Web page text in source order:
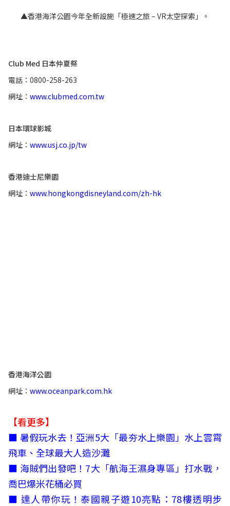
▲香港海洋公園今年全新設施「極速之旅 – VR太空探索」。
Club Med 日本仲夏祭
電話：0800-258-263
網址： www.clubmed.com.tw
日本環球影城
網址： www.usj.co.jp/tw
香港迪士尼樂園
網址： www.hongkongdisneyland.com/zh-hk
香港海洋公園
網址： www.oceanpark.com.hk
【看更多】
■ 暑假玩水去！亞洲5大「最夯水上樂園」水上雲霄
飛車、全球最大人造沙灘
■ 海賊們出發吧！7大「航海王濕身專區」打水戰，
喬巴爆米花桶必買
■ 達人帶你玩！泰國親子遊10亮點：78樓透明步